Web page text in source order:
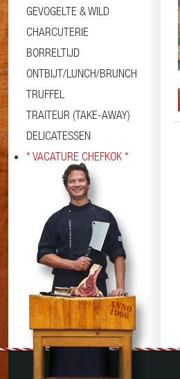
GEVOGELTE & WILD
CHARCUTERIE
BORRELTIJD
ONTBIJT/LUNCH/BRUNCH
TRUFFEL
TRAITEUR (TAKE-AWAY)
DELICATESSEN
* VACATURE CHEFKOK *